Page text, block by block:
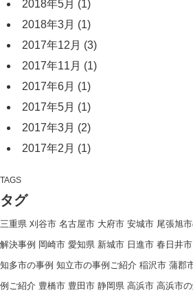
2018年5月 (1)
2018年3月 (1)
2017年12月 (3)
2017年11月 (1)
2017年6月 (1)
2017年5月 (1)
2017年3月 (2)
2017年2月 (1)
TAGS
タグ
三重県 刈谷市 名古屋市 大府市 安城市 尾張旭
解決事例 岡崎市 愛知県 新城市 日進市 春日井市
知多市の事例 知立市の事例ご紹介 稲沢市 蒲郡
例ご紹介 豊橋市 豊田市 静岡県 高浜市 高浜市